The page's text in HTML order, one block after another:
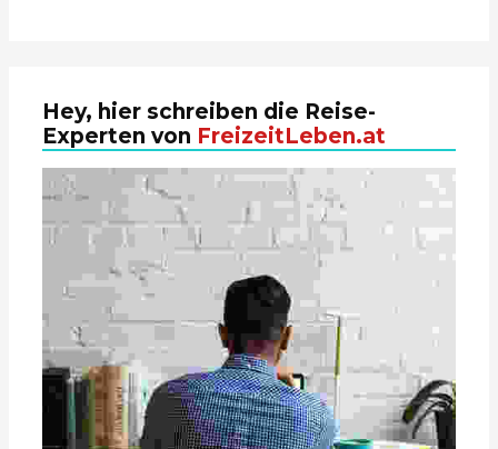
Hey, hier schreiben die Reise-
Experten von FreizeitLeben.at